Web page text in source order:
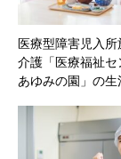
医療型障害児入所
介護「医療福祉
あゆみの園」の
法人北翔会｜札